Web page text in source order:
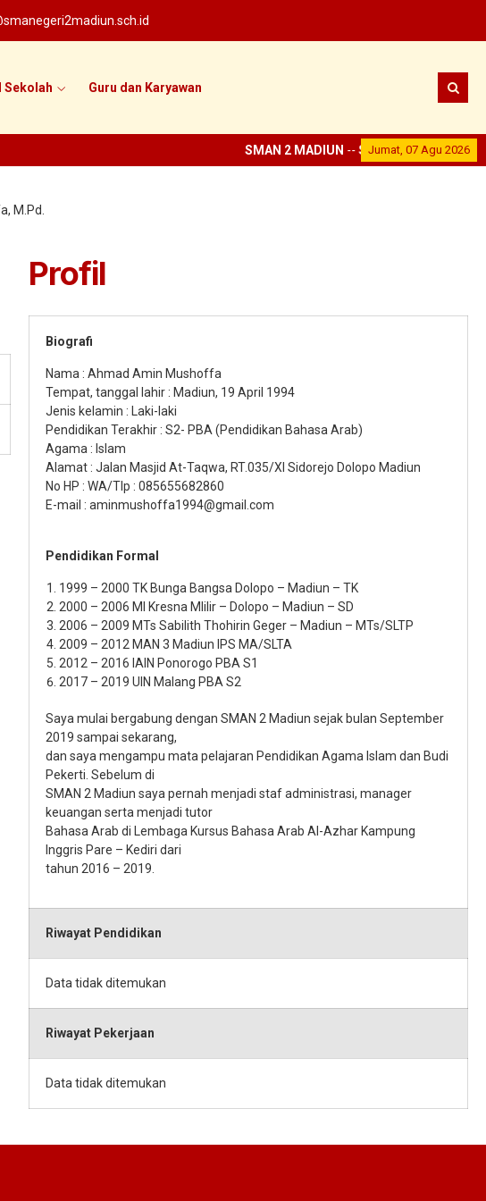
Sekolah Guru dan Karyawan
Jumat, 07 Agu 2026
SMAN 2 MADIUN --SEKOLAH PRESTASI--
M.Pd.
Profil
Biografi
Nama : Ahmad Amin Mushoffa
Tempat, tanggal lahir : Madiun, 19 April 1994
Jenis kelamin : Laki-laki
Pendidikan Terakhir : S2- PBA (Pendidikan Bahasa Arab)
Agama : Islam
Alamat : Jalan Masjid At-Taqwa, RT.035/XI Sidorejo Dolopo Madiun
No HP : WA/Tlp : 085655682860
E-mail : aminmushoffa1994@gmail.com
Pendidikan Formal
1999 – 2000 TK Bunga Bangsa Dolopo – Madiun – TK
2000 – 2006 MI Kresna Mlilir – Dolopo – Madiun – SD
2006 – 2009 MTs Sabilith Thohirin Geger – Madiun – MTs/SLTP
2009 – 2012 MAN 3 Madiun IPS MA/SLTA
2012 – 2016 IAIN Ponorogo PBA S1
2017 – 2019 UIN Malang PBA S2
Saya mulai bergabung dengan SMAN 2 Madiun sejak bulan September
2019 sampai sekarang,
dan saya mengampu mata pelajaran Pendidikan Agama Islam dan Budi
Pekerti. Sebelum di
SMAN 2 Madiun saya pernah menjadi staf administrasi, manager
keuangan serta menjadi tutor
Bahasa Arab di Lembaga Kursus Bahasa Arab Al-Azhar Kampung
Inggris Pare – Kediri dari
tahun 2016 – 2019.
Riwayat Pendidikan
Data tidak ditemukan
Riwayat Pekerjaan
Data tidak ditemukan